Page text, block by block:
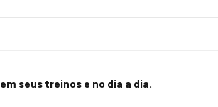
seus treinos e no dia a dia.